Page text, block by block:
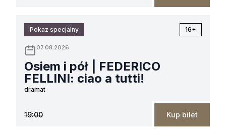
Pokaz specjalny 16+
07.08.2026
Osiem i pół | FEDERICO
FELLINI: ciao a tutti!
dramat
19:00 Kup bilet